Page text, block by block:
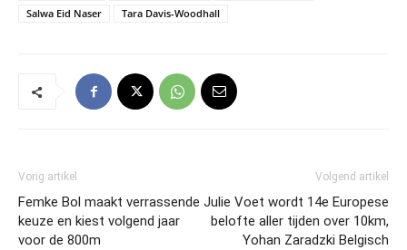
Salwa Eid Naser
Tara Davis-Woodhall
Vorig artikel
Femke Bol maakt verrassende
keuze en kiest volgend jaar
voor de 800m
Volgend artikel
Julie Voet wordt 14e Europese
belofte aller tijden over 10km,
Yohan Zaradzki Belgisch